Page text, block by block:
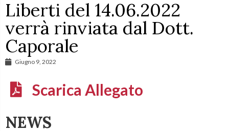
Liberti del 14.06.2022
verrà rinviata dal Dott.
Caporale
Giugno 9, 2022
Scarica Allegato
NEWS